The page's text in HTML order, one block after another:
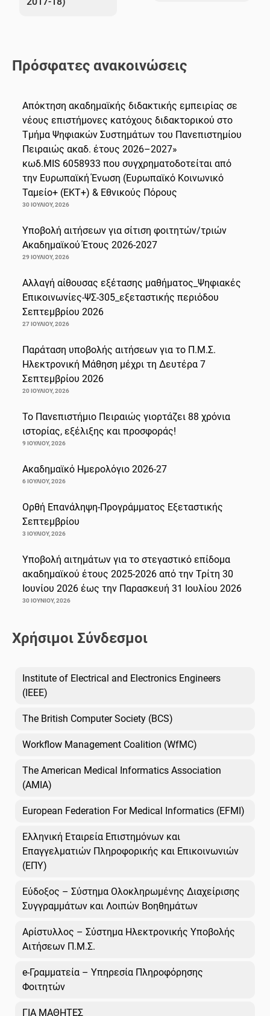
Πρόσφατες ανακοινώσεις
Απόκτηση ακαδημαϊκής διδακτικής εμπειρίας σε
νέους επιστήμονες κατόχους διδακτορικού στο
Τμήμα Ψηφιακών Συστημάτων του Πανεπιστημίου
Πειραιώς ακαδ. έτους 2026–2027»
κωδ.MIS 6058933 που συγχρηματοδοτείται από
την Ευρωπαϊκή Ένωση (Ευρωπαϊκό Κοινωνικό
Ταμείο+ (ΕΚΤ+) & Εθνικούς Πόρους
30 ΙΟΥΛΊΟΥ, 2026
Υποβολή αιτήσεων για σίτιση φοιτητών/τριών
Ακαδημαϊκού Έτους 2026-2027
29 ΙΟΥΛΊΟΥ, 2026
Αλλαγή αίθουσας εξέτασης μαθήματος_Ψηφιακές
Επικοινωνίες-ΨΣ-305_εξεταστικής περιόδου
Σεπτεμβρίου 2026
27 ΙΟΥΛΊΟΥ, 2026
Παράταση υποβολής αιτήσεων για το Π.Μ.Σ.
Ηλεκτρονική Μάθηση μέχρι τη Δευτέρα 7
Σεπτεμβρίου 2026
20 ΙΟΥΛΊΟΥ, 2026
Το Πανεπιστήμιο Πειραιώς γιορτάζει 88 χρόνια
ιστορίας, εξέλιξης και προσφοράς!
9 ΙΟΥΛΊΟΥ, 2026
Ακαδημαϊκό Ημερολόγιο 2026-27
6 ΙΟΥΛΊΟΥ, 2026
Ορθή Επανάληψη-Προγράμματος Εξεταστικής
Σεπτεμβρίου
3 ΙΟΥΛΊΟΥ, 2026
Υποβολή αιτημάτων για το στεγαστικό επίδομα
ακαδημαϊκού έτους 2025-2026 από την Τρίτη 30
Ιουνίου 2026 έως την Παρασκευή 31 Ιουλίου 2026
30 ΙΟΥΝΊΟΥ, 2026
Χρήσιμοι Σύνδεσμοι
Institute of Electrical and Electronics Engineers
(IEEE)
The British Computer Society (BCS)
Workflow Management Coalition (WfMC)
The American Medical Informatics Association
(AMIA)
European Federation For Medical Informatics (EFMI)
Ελληνική Εταιρεία Επιστημόνων και
Επαγγελματιών Πληροφορικής και Επικοινωνιών
(ΕΠΥ)
Εύδοξος – Σύστημα Ολοκληρωμένης Διαχείρισης
Συγγραμμάτων και Λοιπών Βοηθημάτων
Αρίστυλλος – Σύστημα Ηλεκτρονικής Υποβολής
Αιτήσεων Π.Μ.Σ.
e-Γραμματεία – Υπηρεσία Πληροφόρησης
Φοιτητών
ΓΙΑ ΜΑΘΗΤΕΣ